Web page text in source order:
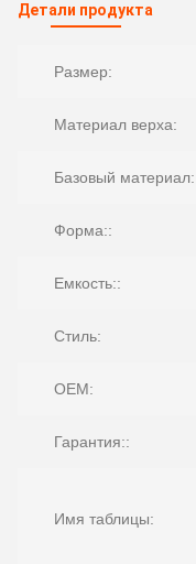
Детали продукта
Размер:
Материал верха:
Базовый материал:
Форма::
Емкость::
Стиль:
OEM:
Гарантия::
Имя таблицы: